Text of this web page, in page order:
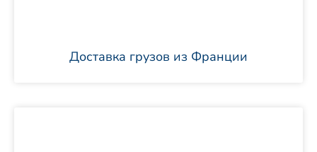
Доставка грузов из Франции